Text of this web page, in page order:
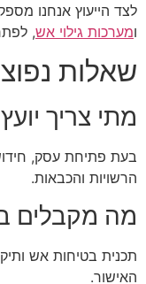
לצד הייעוץ אנחנו
ומערכות גילוי אש,
שאלות
מתי צריך
בעת פתיחת עסק, חידוש
הרשויות והכבאות.
מה מקבלים
תכנית בטיחות אש
האישור.